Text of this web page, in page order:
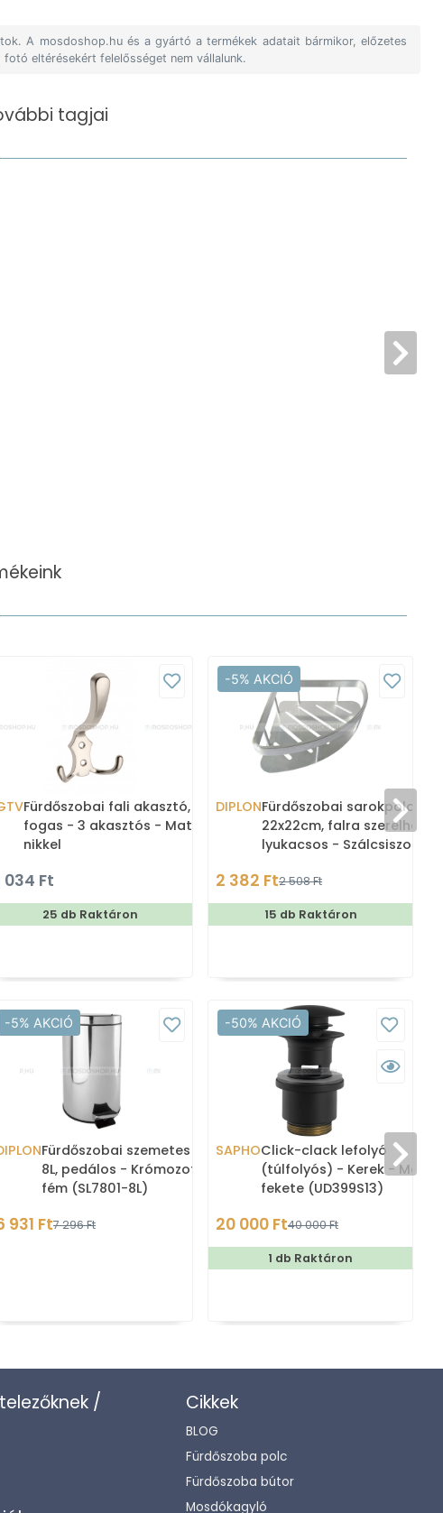
A mosdoshop.hu és a gyártó a termékek adatait bármikor, előzetes
eltérésekért felelősséget nem vállalunk.
tagjai
Fürdőszobai fali akasztó,
fogas - 3 akasztós - Matt
nikkel
034 Ft
25 db Raktáron
-5% AKCIÓ
DIPLONFürdőszobai sarokpolc,
22x22cm, falra szerelhető,
lyukacsos - Szálcsiszolt
2 382 Ft2 508 Ft
15 db Raktáron
-
bútorba
-5% AKCIÓ
Fürdőszobai szemetes kuka,
8L, pedálos - Krómozott
fém (SL7801-8L)
931 Ft7 296 Ft
-50% AKCIÓ
SAPHOClick-clack lefolyó
(túlfolyós) - Kerek - Matt
fekete (UD399S13)
20 000 Ft40 000 Ft
1 db Raktáron
/
Cikkek
BLOG
Fürdőszoba polc
Fürdőszoba bútor
Mosdókagyló